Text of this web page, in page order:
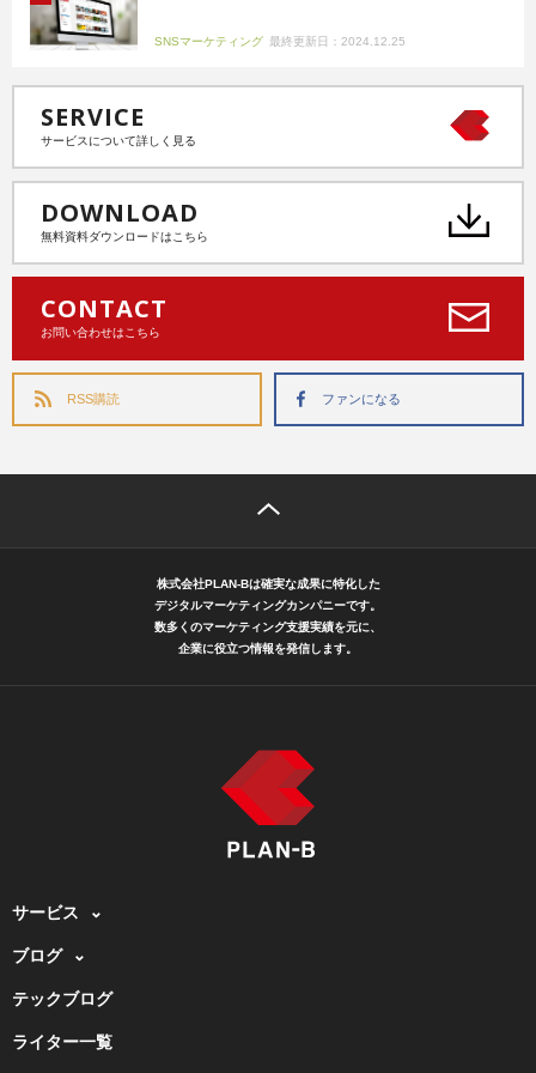
SNSマーケティング 最終更新日：2024.12.25
SERVICE
サービスについて詳しく見る
DOWNLOAD
無料資料ダウンロードはこちら
CONTACT
お問い合わせはこちら
RSS購読 ファンになる
株式会社PLAN-Bは確実な成果に特化した
デジタルマーケティングカンパニーです。
数多くのマーケティング支援実績を元に、
企業に役立つ情報を発信します。
サービス
ブログ
テックブログ
ライター一覧